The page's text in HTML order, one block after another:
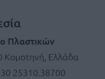
Πλαστικών
Κομοτηνή, Ελλάδα
25310.38700